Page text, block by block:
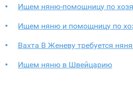
Ищем няню-помощницу по
Ищем няню и помощницу по
Вахта В Женеву требуется
Ищем няню в Швейцарию